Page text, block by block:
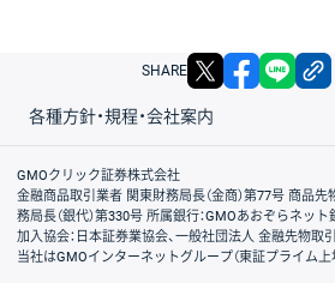
SHARE X
各種方針・規程・会社案内
取引規程・約款
サイトマップ
その他のご案内
個人情報保護方針
最良執行方針
サイトのご利用について
ディスクレイマー
信託保全
リスク説明
会社案内
GMOクリック証券株式会社
金融商品取引業者 関東財務局長（金商）第77号 商品
務局長（銀代）第330号 所属銀行：GMOあおぞらネッ
加入協会：日本証券業協会、一般社団法人 金融先物取
当社はGMOインターネットグループ（東証プライム上